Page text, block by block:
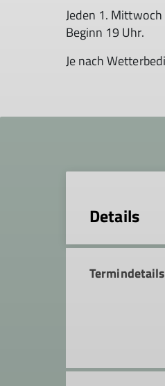
Jeden 1.
Beginn 19 Uhr.
Je nach
Details
Termindetails